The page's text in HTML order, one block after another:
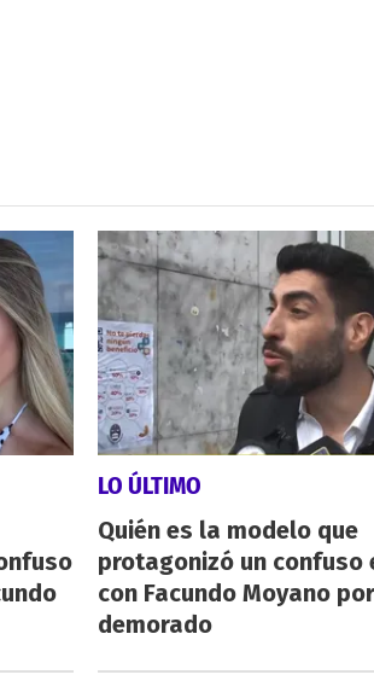
LO ÚLTIMO
Quién es la modelo que
protagonizó un confuso
con Facundo Moyano
demorado